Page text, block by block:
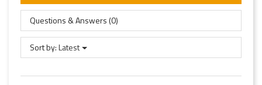
Questions & Answers (0)
Sort by:Latest